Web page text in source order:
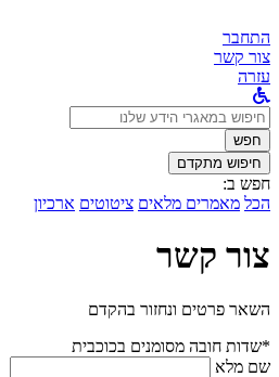
התחבר
צור קשר
עזרה
לחפש
ב:חפש
חיפוש מתקדם
חפש ב:
הכל מאמרים מלאים ציטוטים ארכיון
צור קשר
השאר פרטים ונחזור בהקדם
*שדות חובה מסומנים בכוכבית
שם מלא